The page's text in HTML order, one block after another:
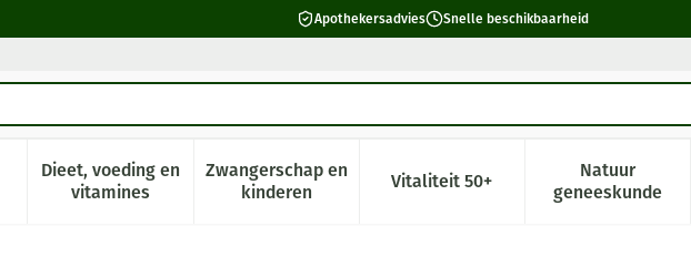
Apothekersadvies Snelle beschikbaarheid
voor Schoonheid, verzorging en hygiëne categorie
Dieet, voeding en
vitaminesToon submenu voor Dieet, voeding en vitamines categorie
Zwangerschap en
kinderenToon submenu voor Zwangerschap en kinderen
Vitaliteit 50+Toon submenu voor Vitaliteit
Natuur
geneeskunde
Toon